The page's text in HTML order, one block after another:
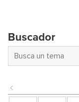
Buscador